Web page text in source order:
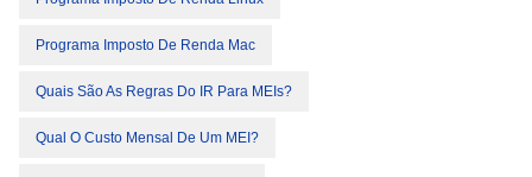
Programa Imposto De Renda Mac
Quais São As Regras Do IR Para MEIs?
Qual O Custo Mensal De Um MEI?